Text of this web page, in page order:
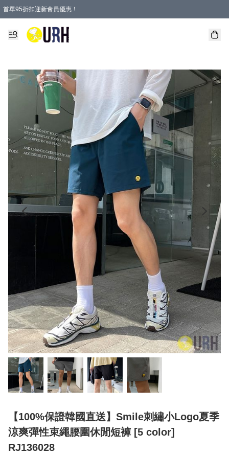
首單95折扣迎新會員優惠！
特選會員可享全單低至 95 折優惠！
單一訂單滿HKD600(澳門HKD800)包郵寄順豐送到家。
【100%保證韓國直送】Smile刺繡小Logo夏季
涼爽彈性束繩腰圍休閒短褲 [5 color]
RJ136028